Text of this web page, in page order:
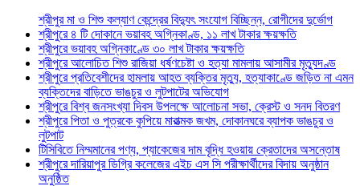
শ্রীপুর মা ও শিশু কল্যাণ কেন্দ্রের বিদ্যুৎ সংযোগ বিচ্ছিন্ন, রোগীদের দুর্ভোগ
শ্রীপুরে ৪ টি দোকানে ভয়াবহ অগ্নিকাণ্ড, ১১ লাখ টাকার ক্ষয়ক্ষতি
শ্রীপুরে ভয়াবহ অগ্নিকাণ্ডে ৩০ লাখ টাকার ক্ষয়ক্ষতি
শ্রীপুরে আলোচিত শিশু রাজিয়া ধর্ষণচেষ্টা ও হত্যা মামলায় আসামীর মৃত্যুদণ্ড
শ্রীপুরে প্রতিবেশীদের হামলায় আহত ব্যক্তির মৃত্যু, হত্যাকাণ্ডে জড়িত না এমন
ব্যক্তিদের বাড়িতে ভাঙচুর ও লুটপাটের অভিযোগ
শ্রীপুরে বিশ্ব জনসংখ্যা দিবস উপলক্ষে আলোচনা সভা, ক্রেস্ট ও সনদ বিতরণ
শ্রীপুরে পিতা ও পুত্রকে কুপিয়ে মারাত্মক জখম, দোকানঘরে ব্যাপক ভাঙচুর ও
লুটপাট
টিসিবিতে নিম্মমানের পণ্য, প্যাকেজের দাম বৃদ্ধি হওয়ায় ক্রেতাদের অসন্তোষ
শ্রীপুরে দারিয়াপুর ডিগ্রি কলেজের এইচ এস সি পরীক্ষার্থীদের বিদায় অনুষ্ঠান
অনুষ্ঠিত